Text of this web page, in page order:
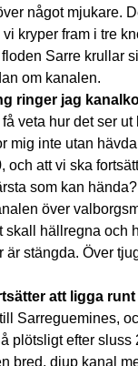
något mjukare.
kryper fram i tre
Sarre krullar
om kanalen.
ringer jag
få veta hur det ser ut
mig inte utan
och att vi ska
som kan
över
skall hällregna och
är stängda. Över
att ligga
Sarreguemines,
plötsligt efter sluss
bred, djup kanal